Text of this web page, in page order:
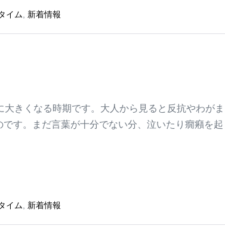
イム 新着情報
きくなる時期です。大人から見ると反抗やわがま
す。まだ言葉が十分でない分、泣いたり癇癪を起
イム 新着情報